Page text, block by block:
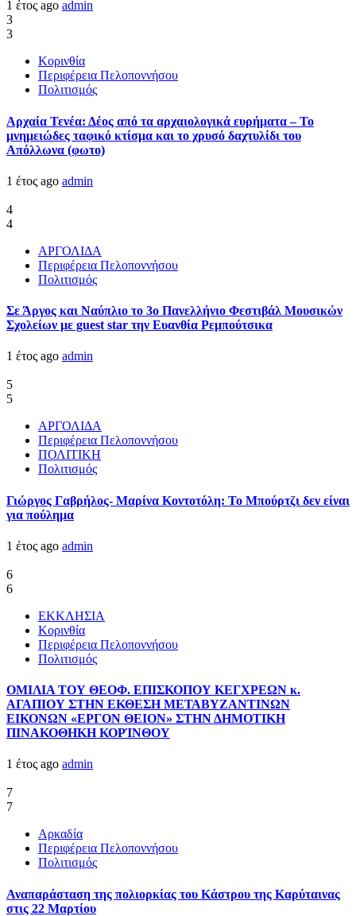
1 έτος ago admin
3
3
Κορινθία
Περιφέρεια Πελοποννήσου
Πολιτισμός
Αρχαία Τενέα: Δέος από τα αρχαιολογικά ευρήματα – Το
μνημειώδες ταφικό κτίσμα και το χρυσό δαχτυλίδι του
Απόλλωνα (φωτο)
1 έτος ago admin
4
4
ΑΡΓΟΛΙΔΑ
Περιφέρεια Πελοποννήσου
Πολιτισμός
Σε Άργος και Ναύπλιο το 3ο Πανελλήνιο Φεστιβάλ Μουσικών
Σχολείων με guest star την Ευανθία Ρεμπούτσικα
1 έτος ago admin
5
5
ΑΡΓΟΛΙΔΑ
Περιφέρεια Πελοποννήσου
ΠΟΛΙΤΙΚΗ
Πολιτισμός
Γιώργος Γαβρήλος- Μαρίνα Κοντοτόλη: Το Μπούρτζι δεν είναι
για πούλημα
1 έτος ago admin
6
6
ΕΚΚΛΗΣΙΑ
Κορινθία
Περιφέρεια Πελοποννήσου
Πολιτισμός
ΟΜΙΛΙΑ ΤΟΥ ΘΕΟΦ. ΕΠΙΣΚΟΠΟΥ ΚΕΓΧΡΕΩΝ κ.
ΑΓΑΠΙΟΥ ΣΤΗΝ ΕΚΘΕΣΗ ΜΕΤΑΒΥΖΑΝΤΙΝΩΝ
ΕΙΚΟΝΩΝ «ΕΡΓΟΝ ΘΕΙΟΝ» ΣΤΗΝ ΔΗΜΟΤΙΚΗ
ΠΙΝΑΚΟΘΗΚΗ ΚΟΡΊΝΘΟΥ
1 έτος ago admin
7
7
Αρκαδία
Περιφέρεια Πελοποννήσου
Πολιτισμός
Αναπαράσταση της πολιορκίας του Κάστρου της Καρύταινας
στις 22 Μαρτίου